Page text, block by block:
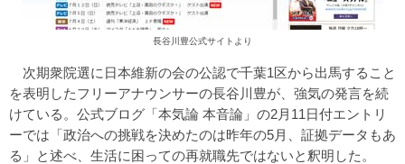
長谷川豊公式サイトより
次期衆院選に日本維新の会の公認で千葉1区から出馬すること
を表明したフリーアナウンサーの長谷川豊が、強気の発言を続
けている。公式ブログ「本気論 本音論」の2月11日付エントリ
ーでは「政治への挑戦を決めたのは昨年の5月、証拠データもあ
る」と述べ、生活に困っての再就職先ではないと釈明した。